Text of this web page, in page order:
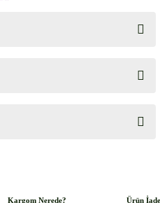
siz yapın!
Kargom Nerede? Ürün